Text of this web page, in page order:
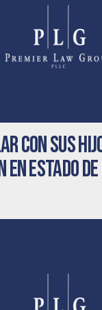
con sus
en estado